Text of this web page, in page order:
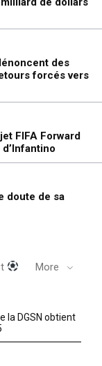
des
forcés vers
FIFA Forward
doute de sa
More
la DGSN obtient